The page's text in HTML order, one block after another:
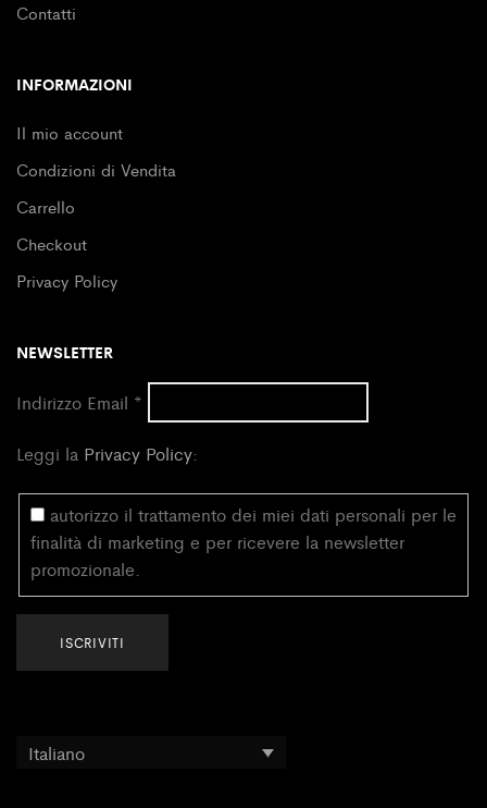
Contatti
INFORMAZIONI
Il mio account
Condizioni di Vendita
Carrello
Checkout
Privacy Policy
NEWSLETTER
Indirizzo Email *
Leggi la Privacy Policy:
autorizzo il trattamento dei miei dati personali per le
finalità di marketing e per ricevere la newsletter
promozionale.
Italiano